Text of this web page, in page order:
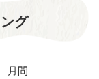
グ
月間